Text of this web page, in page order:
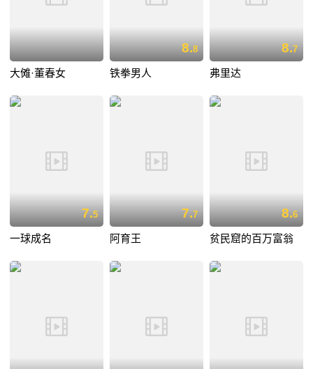
大傩·董春女
8.8
铁拳男人
8.7
弗里达
7.5
一球成名
7.7
阿育王
8.6
贫民窟的百万富翁